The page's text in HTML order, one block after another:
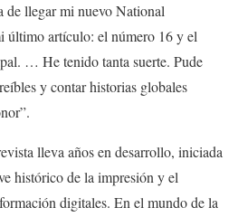
de llegar mi nuevo National
último artículo: el número 16 y el
… He tenido tanta suerte. Pude
y contar historias globales
lleva años en desarrollo, iniciada
histórico de la impresión y el
digitales. En el mundo de la